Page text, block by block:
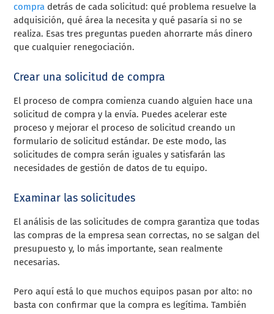
compra detrás de cada solicitud: qué problema resuelve la
adquisición, qué área la necesita y qué pasaría si no se
realiza. Esas tres preguntas pueden ahorrarte más dinero
que cualquier renegociación.
Crear una solicitud de compra
El proceso de compra comienza cuando alguien hace una
solicitud de compra y la envía. Puedes acelerar este
proceso y mejorar el proceso de solicitud creando un
formulario de solicitud estándar. De este modo, las
solicitudes de compra serán iguales y satisfarán las
necesidades de gestión de datos de tu equipo.
Examinar las solicitudes
El análisis de las solicitudes de compra garantiza que todas
las compras de la empresa sean correctas, no se salgan del
presupuesto y, lo más importante, sean realmente
necesarias.
Pero aquí está lo que muchos equipos pasan por alto: no
basta con confirmar que la compra es legítima. También